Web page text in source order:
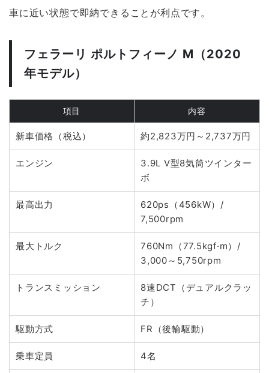
車に近い状態で即納できることが利点です。
フェラーリ ポルトフィーノ M（2020
年モデル）
項目 内容
新車価格（税込） 約2,823万円～2,737万円
エンジン
3.9L V型8気筒ツインター
ボ
最高出力
620ps（456kW）/
7,500rpm
最大トルク
760Nm（77.5kgf·m）/
3,000～5,750rpm
トランスミッション
8速DCT（デュアルクラッ
チ）
駆動方式 FR（後輪駆動）
乗車定員 4名